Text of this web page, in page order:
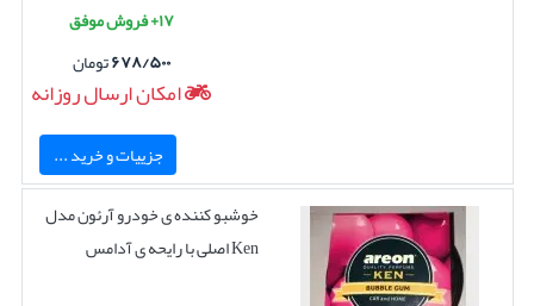
۱۷+ فروش موفق
۶۷۸/۵۰۰تومان
امکان ارسال روزانه
جزییات و خرید ...
خوشبو کننده ی خودرو آرئون مدل
Ken اصلی با رایحه ی آدامس